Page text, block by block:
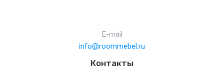
E-mail
info@roommebel.ru
Контакты